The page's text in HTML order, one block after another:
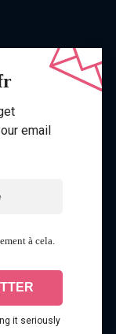
email
à cela.
it seriously